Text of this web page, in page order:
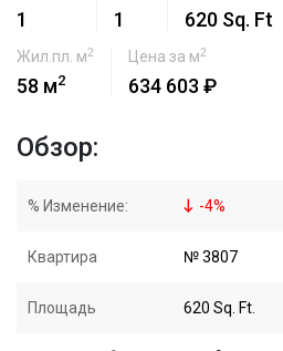
1 1 620 Sq. Ft
Жил.пл. м2
58 м2
Цена за м2
634 603 ₽
Обзор:
% Изменение: -4%
Квартира № 3807
Площадь 620 Sq. Ft.